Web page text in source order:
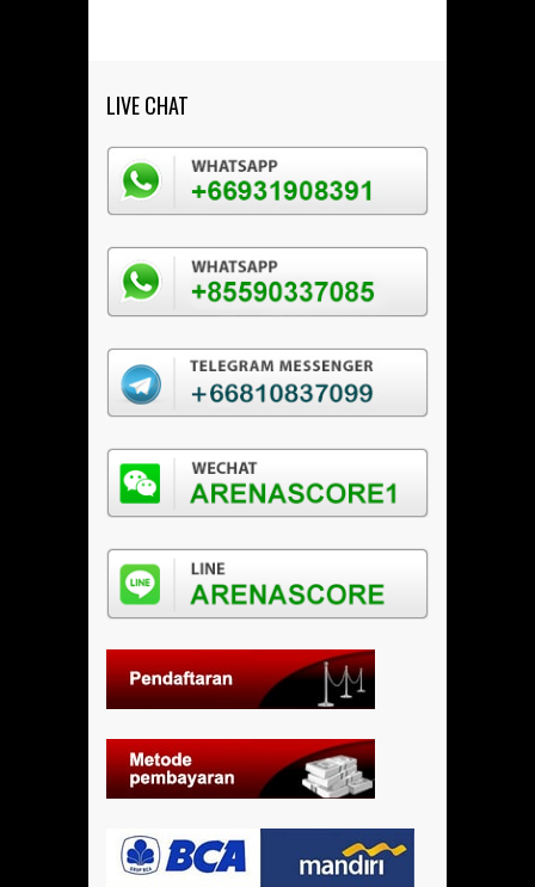
LIVE CHAT